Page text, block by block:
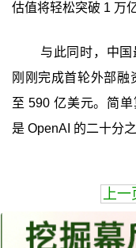
估值将轻松突破 1 万
与此同时，中
刚刚完成首轮外部融
至 590 亿美元。简
是 OpenAI 的二十分之
上一